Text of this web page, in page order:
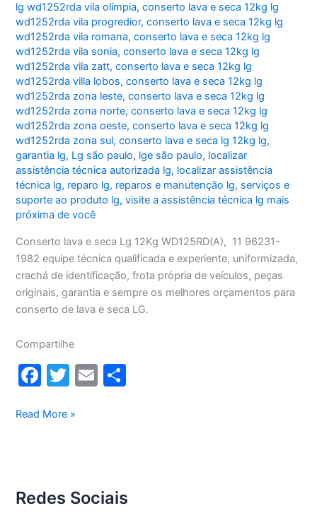
lg wd1252rda vila olímpia,conserto lava e seca 12kg lg
wd1252rda vila progredior,conserto lava e seca 12kg lg
wd1252rda vila romana,conserto lava e seca 12kg lg
wd1252rda vila sonia,conserto lava e seca 12kg lg
wd1252rda vila zatt,conserto lava e seca 12kg lg
wd1252rda villa lobos,conserto lava e seca 12kg lg
wd1252rda zona leste,conserto lava e seca 12kg lg
wd1252rda zona norte,conserto lava e seca 12kg lg
wd1252rda zona oeste,conserto lava e seca 12kg lg
wd1252rda zona sul,conserto lava e seca lg 12kg lg,
garantia lg, Lg são paulo, lge são paulo, localizar
assistência técnica autorizada lg, localizar assistência
técnica lg, reparo lg, reparos e manutenção lg, serviços e
suporte ao produto lg,visite a assistência técnica lg mais
próxima de você
Conserto lava e seca Lg 12Kg WD125RD(A), 11 96231-
1982 equipe técnica qualificada e experiente, uniformizada,
crachá de identificação, frota própria de veículos, peças
originais, garantia e sempre os melhores orçamentos para
conserto de lava e seca LG.
Compartilhe
F
c
o
o
T
itt
E
Conserto
12Kg
Read More »
Redes Sociais